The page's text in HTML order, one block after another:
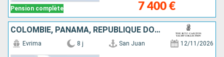
Pension complète 7 400 €
COLOMBIE, PANAMA, RÉPUBLIQUE DOMINICAINE, PORTO RICO
Evrima 8 j San Juan 12/11/2026